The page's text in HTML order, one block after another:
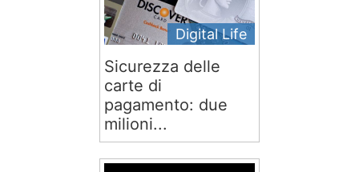
Digital Life
Sicurezza delle
carte di
pagamento: due
milioni...